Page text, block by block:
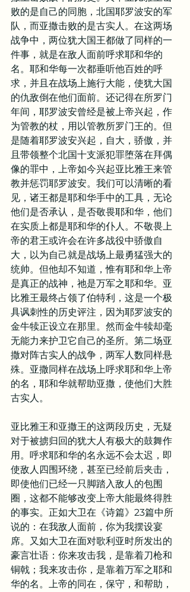
败的是自己的同胞，北国耶罗波安的军
队，而亚撒击败的是古实人。在这两场
战争中，两位犹大国王都做了同样的一
件事，就是在敌人面前呼求耶和华的
名。耶和华每一次都垂听他百姓的呼
求，并且在战场上施行大能，使犹大国
的仇敌倒在他们面前。还记得在所罗门
年间，耶罗波安曾经是被上帝兴起，作
为管教的杖，用以管教所罗门王的。但
是随着耶罗波安兴起，自大，骄傲，并
且带领整个北国十支派犯罪堕落在拜偶
像的罪中，上帝如今兴起亚比雅王来管
教并惩罚耶罗波安。我们可以清晰的看
见，诸王都是耶和华手中的工具，无论
他们是否承认，是否敬畏耶和华，他们
在实质上都是耶和华的仆人。不敬畏上
帝的君王或许会在许多战役中骄傲自
大，以为自己就是战场上最勇猛强大的
统帅。但他却不知道，惟有耶和华上帝
是真正的战神，祂是万军之耶和华。亚
比雅王最终占领了伯特利，这是一个极
具讽刺性的历史评注，因为耶罗波安的
金牛犊正设立在那里。然而金牛犊却毫
无能力来护卫它自己的圣所。第二场亚
撒对阵古实人的战争，两军人数同样悬
殊。亚撒同样在战场上呼求耶和华上帝
的名，耶和华就帮助亚撒，使他们大胜
古实人。
亚比雅王和亚撒王的这两段历史，无疑
对于被掳归回的犹大人有极大的鼓舞作
用。呼求耶和华的名永远不会太迟，即
使敌人四围环绕，甚至已经前后夹击，
即使他们已经一只脚踏入敌人的包围
圈，这都不能够改变上帝大能最终得胜
的事实。正如大卫在《诗篇》23篇中所
说的：在我敌人面前，你为我摆设宴
席。又如大卫在面对歌利亚时所发出的
豪言壮语：你来攻击我，是靠着刀枪和
铜戟；我来攻击你，是靠着万军之耶和
华的名。上帝的同在，保守，和帮助，